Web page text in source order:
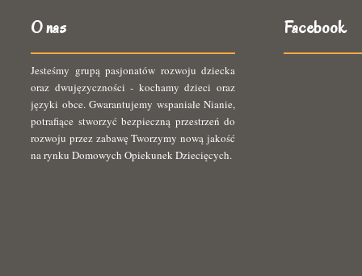
O nas
Jesteśmy grupą pasjonatów rozwoju dziecka
oraz dwujęzyczności - kochamy dzieci oraz
języki obce. Gwarantujemy wspaniałe Nianie,
potrafiące stworzyć bezpieczną przestrzeń do
rozwoju przez zabawę Tworzymy nową jakość
na rynku Domowych Opiekunek Dziecięcych.
Facebook